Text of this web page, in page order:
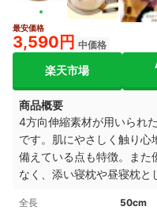
最安価格
3,590円 中価格
楽天市場
商品概要
4方向伸縮素材が用いられ
です。肌にやさしく触り心
備えている点も特徴。また
なく、添い寝枕や昼寝枕と
全長 50cm